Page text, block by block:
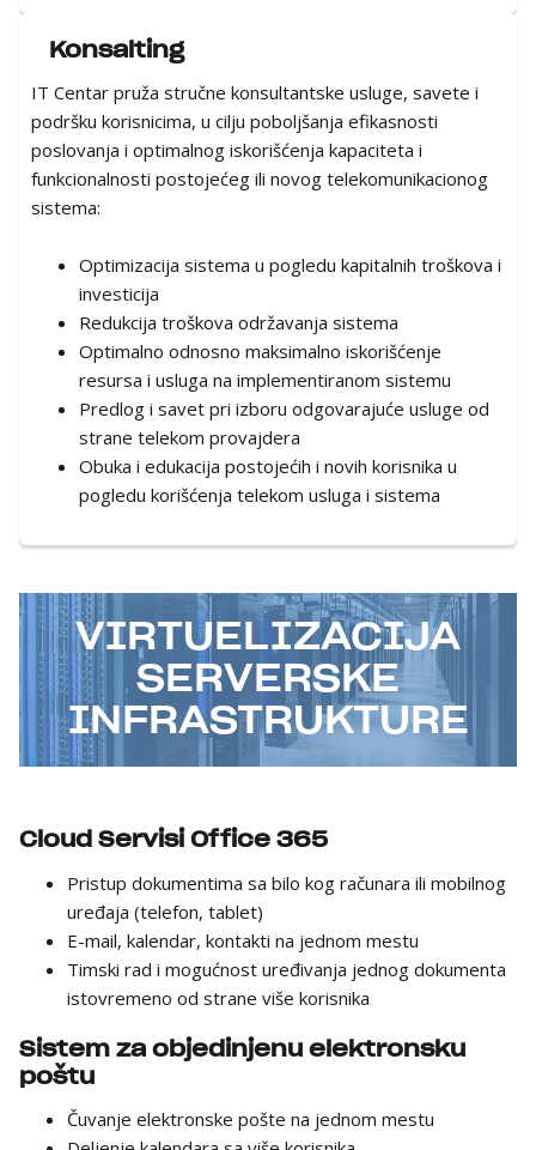
Konsalting
IT Centar pruža stručne konsultantske usluge, savete i
podršku korisnicima, u cilju poboljšanja efikasnosti
poslovanja i optimalnog iskorišćenja kapaciteta i
funkcionalnosti postojećeg ili novog telekomunikacionog
sistema:
Optimizacija sistema u pogledu kapitalnih troškova i
investicija
Redukcija troškova održavanja sistema
Optimalno odnosno maksimalno iskorišćenje
resursa i usluga na implementiranom sistemu
Predlog i savet pri izboru odgovarajuće usluge od
strane telekom provajdera
Obuka i edukacija postojećih i novih korisnika u
pogledu korišćenja telekom usluga i sistema
VIRTUELIZACIJA
SERVERSKE
INFRASTRUKTURE
Cloud Servisi Office 365
Pristup dokumentima sa bilo kog računara ili mobilnog
uređaja (telefon, tablet)
E-mail, kalendar, kontakti na jednom mestu
Timski rad i mogućnost uređivanja jednog dokumenta
istovremeno od strane više korisnika
Sistem za objedinjenu elektronsku
poštu
Čuvanje elektronske pošte na jednom mestu